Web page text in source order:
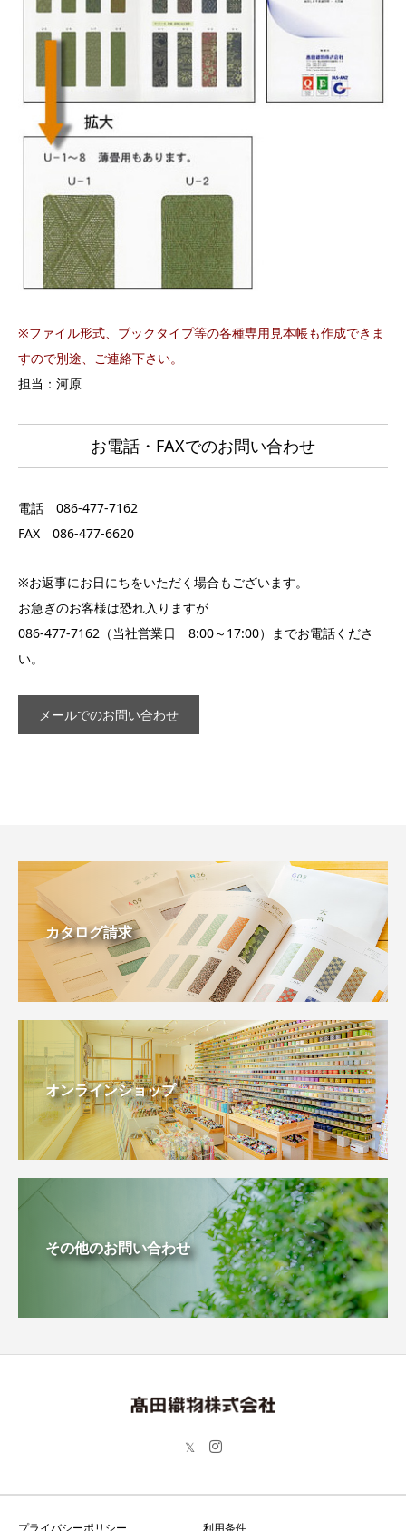
※ファイル形式、ブックタイプ等の各種専用見本帳も作成できま
すので別途、ご連絡下さい。
担当：河原
お電話・FAXでのお問い合わせ
電話 086-477-7162
FAX 086-477-6620
※お返事にお日にちをいただく場合もございます。
お急ぎのお客様は恐れ入りますが
086-477-7162 （当社営業日 8:00～17:00）までお電話くださ
い。
メールでのお問い合わせ
カタログ請求
オンラインショップ
その他のお問い合わせ